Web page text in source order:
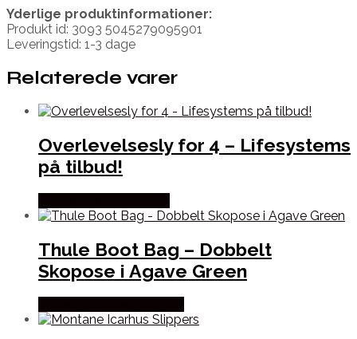
Yderlige produktinformationer:
Produkt id: 3093 5045279095901
Leveringstid: 1-3 dage
Relaterede varer
Overlevelsesly for 4 – Lifesystems
på tilbud!
Thule Boot Bag – Dobbelt
Skopose i Agave Green